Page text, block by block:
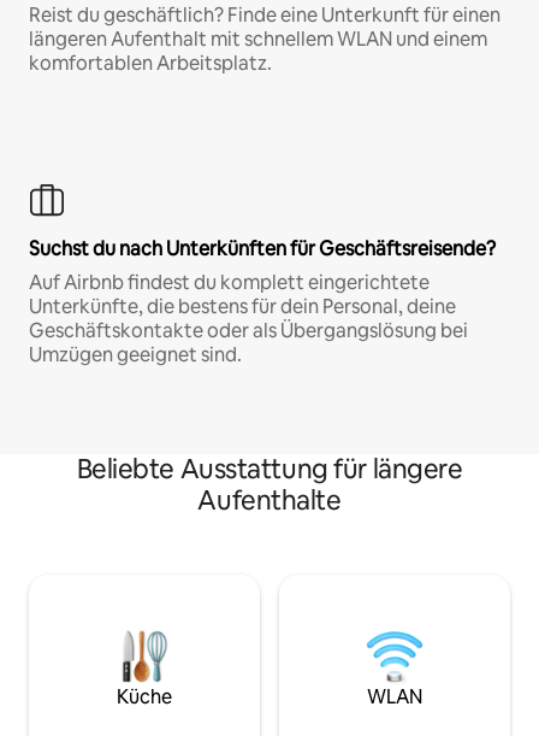
Reist du geschäftlich? Finde eine Unterkunft für einen
längeren Aufenthalt mit schnellem WLAN und einem
komfortablen Arbeitsplatz.
Suchst du nach Unterkünften für Geschäftsreisende?
Auf Airbnb findest du komplett eingerichtete
Unterkünfte, die bestens für dein Personal, deine
Geschäftskontakte oder als Übergangslösung bei
Umzügen geeignet sind.
Beliebte Ausstattung für längere
Aufenthalte
Küche WLAN